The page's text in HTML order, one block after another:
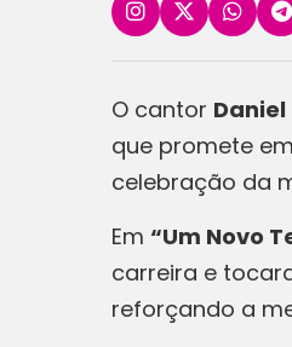
O cantor Daniel
que promete
celebração da
Em “Um Novo
carreira e
reforçando a